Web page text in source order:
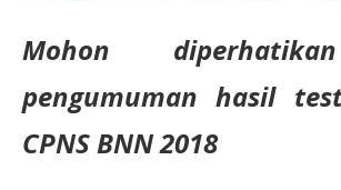
Mohon
pengumuman hasil
CPNS BNN 2018